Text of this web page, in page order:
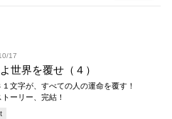
17
世界を覆せ（４）
１文字が、すべての人の運命を覆す！
ーリー、完結！